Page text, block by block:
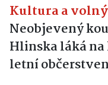
Kultura a
Neobjevený
Hlinska láká
letní